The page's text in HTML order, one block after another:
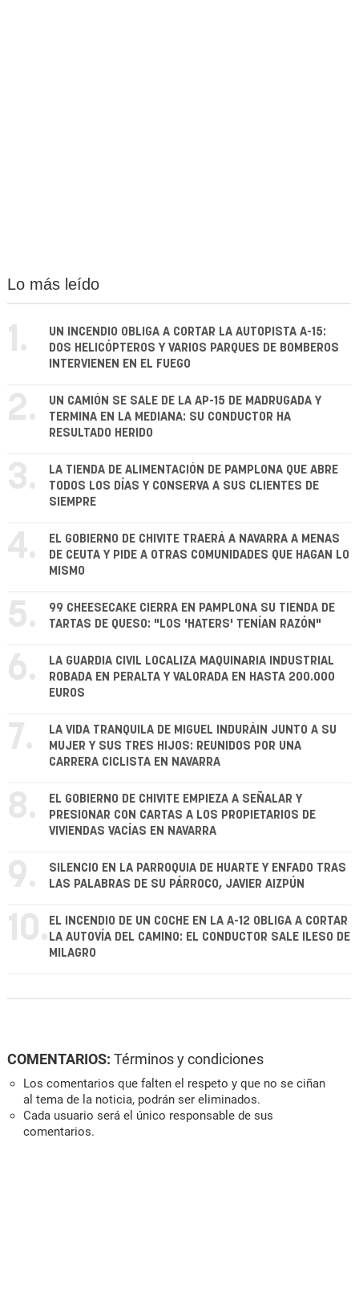
Lo más leído
1.
UN INCENDIO OBLIGA A CORTAR LA AUTOPISTA A-15:
DOS HELICÓPTEROS Y VARIOS PARQUES DE BOMBEROS
INTERVIENEN EN EL FUEGO
2.
UN CAMIÓN SE SALE DE LA AP-15 DE MADRUGADA Y
TERMINA EN LA MEDIANA: SU CONDUCTOR HA
RESULTADO HERIDO
3.
LA TIENDA DE ALIMENTACIÓN DE PAMPLONA QUE ABRE
TODOS LOS DÍAS Y CONSERVA A SUS CLIENTES DE
SIEMPRE
4.
EL GOBIERNO DE CHIVITE TRAERÁ A NAVARRA A MENAS
DE CEUTA Y PIDE A OTRAS COMUNIDADES QUE HAGAN LO
MISMO
5.
99 CHEESECAKE CIERRA EN PAMPLONA SU TIENDA DE
TARTAS DE QUESO: "LOS 'HATERS' TENÍAN RAZÓN"
6.
LA GUARDIA CIVIL LOCALIZA MAQUINARIA INDUSTRIAL
ROBADA EN PERALTA Y VALORADA EN HASTA 200.000
EUROS
7.
LA VIDA TRANQUILA DE MIGUEL INDURÁIN JUNTO A SU
MUJER Y SUS TRES HIJOS: REUNIDOS POR UNA
CARRERA CICLISTA EN NAVARRA
8.
EL GOBIERNO DE CHIVITE EMPIEZA A SEÑALAR Y
PRESIONAR CON CARTAS A LOS PROPIETARIOS DE
VIVIENDAS VACÍAS EN NAVARRA
9.
SILENCIO EN LA PARROQUIA DE HUARTE Y ENFADO TRAS
LAS PALABRAS DE SU PÁRROCO, JAVIER AIZPÚN
10. EL INCENDIO DE UN COCHE EN LA A-12 OBLIGA A CORTAR
LA AUTOVÍA DEL CAMINO: EL CONDUCTOR SALE ILESO DE
MILAGRO
COMENTARIOS: Términos y condiciones
Los comentarios que falten el respeto y que no se ciñan
al tema de la noticia, podrán ser eliminados.
Cada usuario será el único responsable de sus
comentarios.